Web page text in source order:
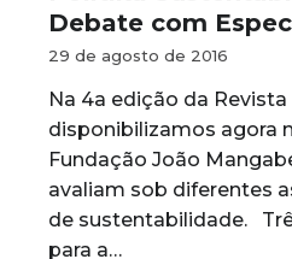
Debate com
29 de agosto de 2016
Na 4a edição da
disponibilizamos agora
Fundação João
avaliam sob diferentes
de sustentabilidade.
para a…